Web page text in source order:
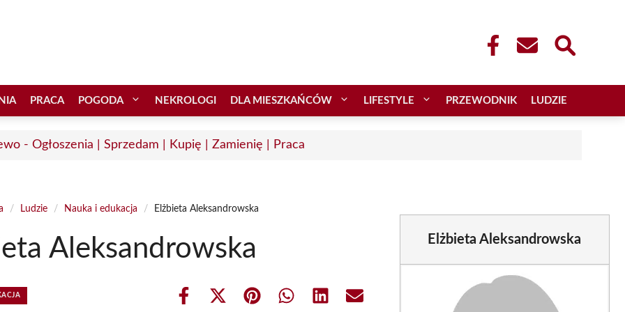
PRACA POGODA NEKROLOGI DLA MIESZKAŃCÓW LIFESTYLE PRZEWODNIK LUDZIE
- Ogłoszenia | Sprzedam | Kupię | Zamienię | Praca
/ Ludzie / Nauka i edukacja / Elżbieta Aleksandrowska
Aleksandrowska
Share
Share Share Share Share Share
Elżbieta Aleksandrowska